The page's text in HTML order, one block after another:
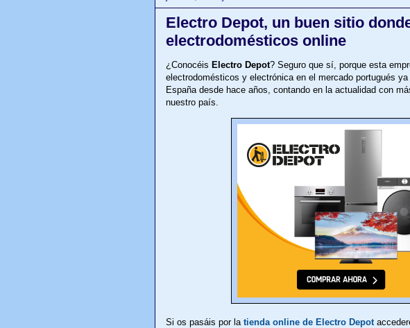
Electro Depot, un buen sitio
electrodomésticos online
¿Conocéis Electro Depot? Seguro que sí, porque esta
electrodomésticos y electrónica en el mercado portugués
España desde hace años, contando en la actualidad con
nuestro país.
Si os pasáis por la tienda online de Electro Depot